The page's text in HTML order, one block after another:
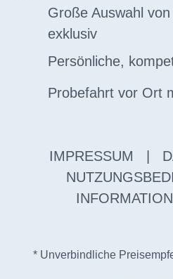
Große Auswahl
exklusiv
Persönliche,
Probefahrt vor Ort
IMPRESSUM
* Unverbindliche